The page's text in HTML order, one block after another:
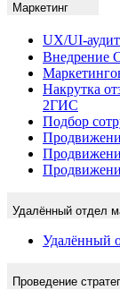
Маркетинг
UX/UI-
Внедрение
Накрутка
2ГИС
Подбор
Удалённый отдел
Удалённый
Проведение